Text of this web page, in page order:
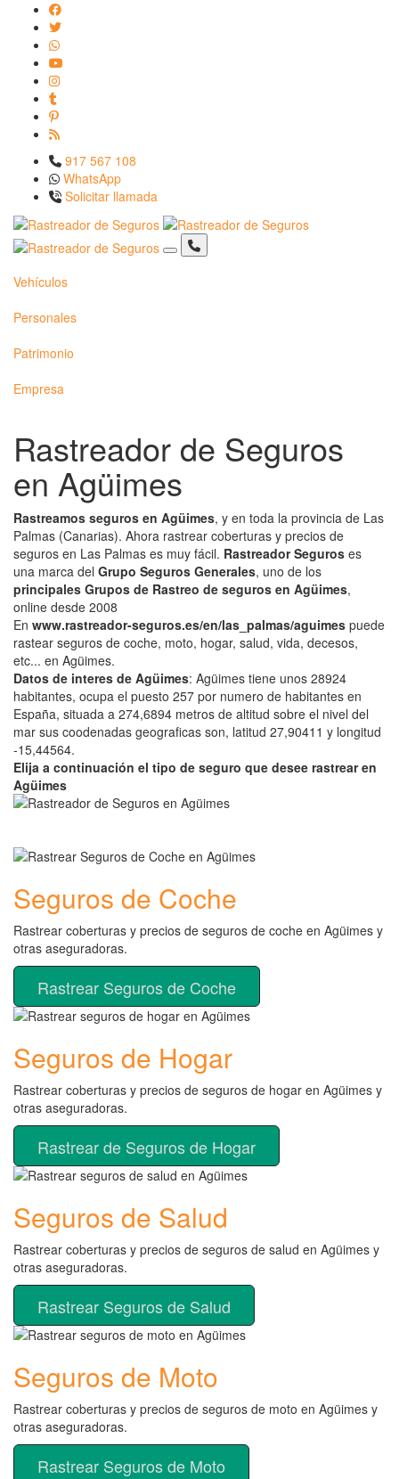
917 567 108
WhatsApp
Solicitar llamada
Vehículos
Personales
Patrimonio
Empresa
Rastreador de Seguros
en Agüimes
Rastreamos seguros en Agüimes, y en toda la provincia de Las
Palmas (Canarias). Ahora rastrear coberturas y precios de
seguros en Las Palmas es muy fácil. Rastreador Seguros es
una marca del Grupo Seguros Generales, uno de los
principales Grupos de Rastreo de seguros en Agüimes,
online desde 2008
En www.rastreador-seguros.es/en/las_palmas/aguimes puede
rastear seguros de coche, moto, hogar, salud, vida, decesos,
etc... en Agüimes.
Datos de interes de Agüimes: Agüimes tiene unos 28924
habitantes, ocupa el puesto 257 por numero de habitantes en
España, situada a 274,6894 metros de altitud sobre el nivel del
mar sus coodenadas geograficas son, latitud 27,90411 y longitud
-15,44564.
Elija a continuación el tipo de seguro que desee rastrear en
Agüimes
Seguros de Coche
Rastrear coberturas y precios de seguros de coche en Agüimes y
otras aseguradoras.
Rastrear Seguros de Coche
Seguros de Hogar
Rastrear coberturas y precios de seguros de hogar en Agüimes y
otras aseguradoras.
Rastrear de Seguros de Hogar
Seguros de Salud
Rastrear coberturas y precios de seguros de salud en Agüimes y
otras aseguradoras.
Rastrear Seguros de Salud
Seguros de Moto
Rastrear coberturas y precios de seguros de moto en Agüimes y
otras aseguradoras.
Rastrear Seguros de Moto